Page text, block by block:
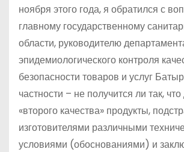
ноября этого года, я обратился с
главному государственному
области, руководителю
эпидемиологического контроля
безопасности товаров и услуг
частности – не получится ли так,
«второго качества» продукты,
изготовителями различными
условиями (обоснованиями) и